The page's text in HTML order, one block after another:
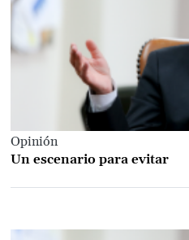
Opinión
Un escenario para evitar